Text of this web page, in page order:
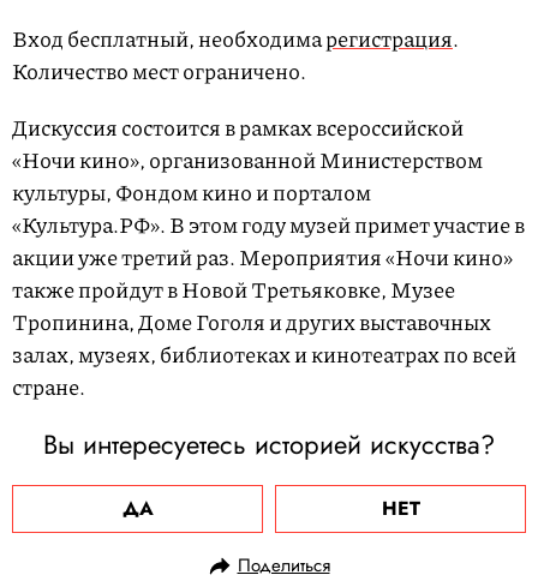
Вход бесплатный, необходимарегистрация.
Количество мест ограничено.
Дискуссия состоится в рамках всероссийской
«Ночи кино», организованной Министерством
культуры, Фондом кино и порталом
«Культура.РФ». В этом году музей примет участие в
акции уже третий раз. Мероприятия «Ночи кино»
также пройдут в Новой Третьяковке, Музее
Тропинина, Доме Гоголя и других выставочных
залах, музеях, библиотеках и кинотеатрах по всей
стране.
Вы интересуетесь историей искусства?
ДА НЕТ
Поделиться